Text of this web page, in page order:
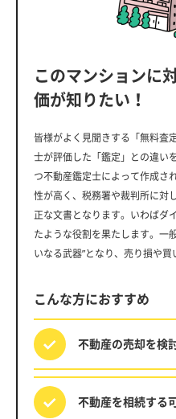
このマンションに
価が知りたい！
皆様がよく見聞きする「無料査
士が評価した「鑑定」との違い
つ不動産鑑定士によって作成さ
性が高く、税務署や裁判所に対
正な文書となります。いわばダ
たような役割を果たします。一
いなる武器”となり、売り損や買
こんな方におすすめ
不動産の売却を検
不動産を相続する